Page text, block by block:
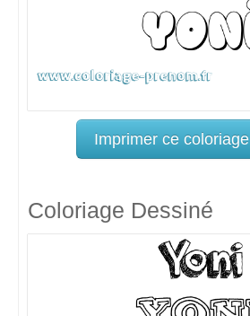
Imprimer ce coloriage
Coloriage Dessiné